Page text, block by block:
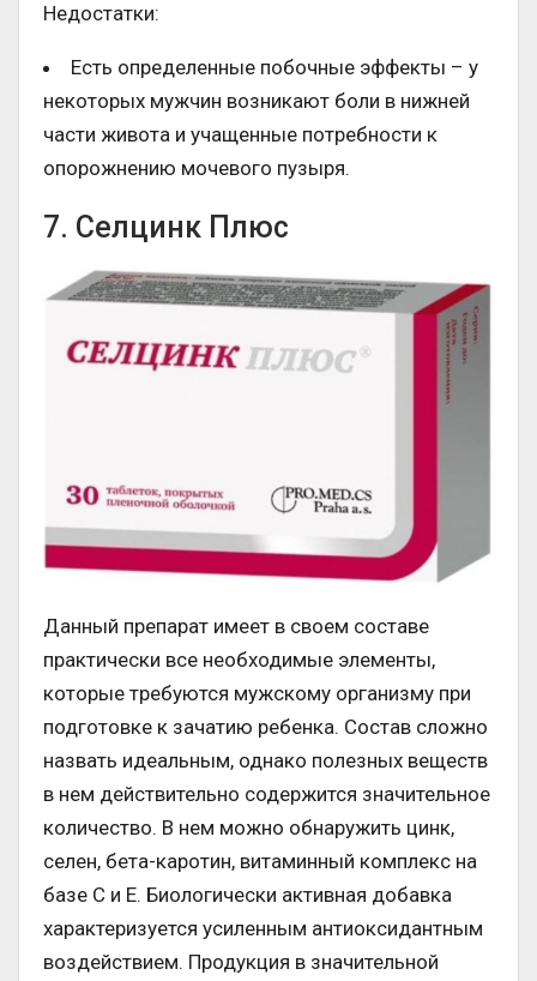
Недостатки:
Есть определенные побочные эффекты – у
некоторых мужчин возникают боли в нижней
части живота и учащенные потребности к
опорожнению мочевого пузыря.
7. Селцинк Плюс
Данный препарат имеет в своем составе
практически все необходимые элементы,
которые требуются мужскому организму при
подготовке к зачатию ребенка. Состав сложно
назвать идеальным, однако полезных веществ
в нем действительно содержится значительное
количество. В нем можно обнаружить цинк,
селен, бета-каротин, витаминный комплекс на
базе С и Е. Биологически активная добавка
характеризуется усиленным антиоксидантным
воздействием. Продукция в значительной